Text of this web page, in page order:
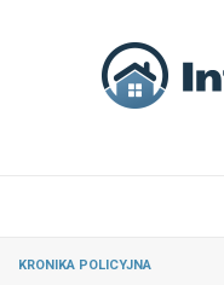
KRONIKA POLICYJNA